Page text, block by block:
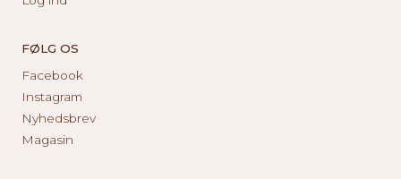
FØLG OS
Facebook
Instagram
Nyhedsbrev
Magasin